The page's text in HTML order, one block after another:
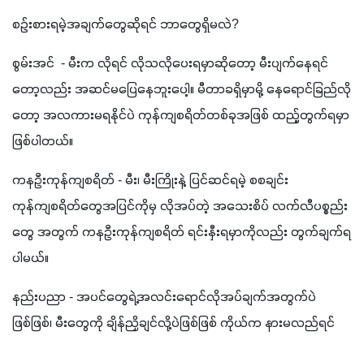
စဉ်းစားရမဲ့အချက်တွေဆိုရင် ဘာတွေရှိမလဲ?
စွမ်းအင်  - မီးက လိုရင် လိုသလိုပေးရမှာဆိုတော့ မီးပျက်နေရင်
တော့လည်း အဆင်မပြေနေဘူးပေါ့။ မီတာခ​ရှိမှာမို့ နေရောင်ခြည်လို
တော့ အလကားမရနိုင်ပဲ ကုန်ကျစရိတ်တစ်ခုအဖြစ် ထည့်တွက်ရမှာ
ဖြစ်ပါတယ်။
ကနဦးကုန်ကျစရိတ် - မီး၊ မီးကြိုးနဲ့ ပြင်ဆင်ရမဲ့ စစချင်း
ကုန်ကျစရိတ်တွေအပြင်ကိုမှ လိုအပ်တဲ့ အသေးစိပ် လက်လီပစ္စည်း
တွေ အတွက် ကနဦးကုန်ကျစရိတ် ရင်းနှီးရမှာကိုလည်း တွက်ချက်ရ
ပါမယ်။
နည်းပညာ - အပင်တွေရဲ့အလင်းရောင်လိုအပ်ချက်အတွက်ပဲ
ဖြစ်ဖြစ်၊ မီးတွေကို ချိန်ညှိချင်လို့ပဲဖြစ်ဖြစ် ကိုယ်က နားမလည်ရင်